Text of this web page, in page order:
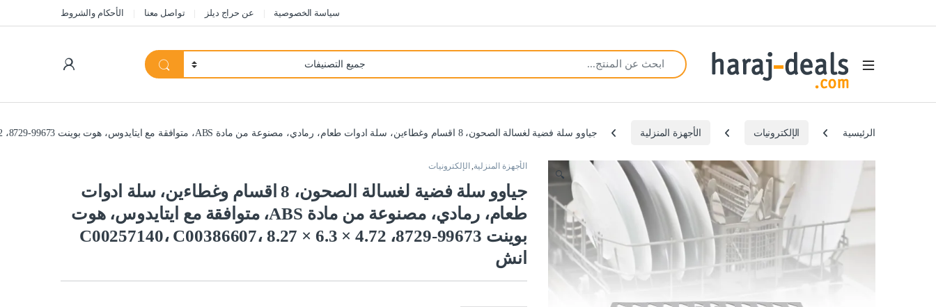
سياسة الخصوصية عن حراج ديلز تواصل معنا الأحكام والشروط
Open
Search for:
الرئيسية الإلكترونيات الأجهزة المنزلية جياوو سلة فضية لغسالة الصحون، 8 اقسام وغطاءين، سلة ادوات طعام، رمادي، مصنوعة من مادة ABS، متوافقة مع ايتايدوس، هوت بوينت 99673-8729، C00257140، C00386607، 8.27 × 6.3 × 4.72 انش
🔍
الأجهزة المنزلية, الإلكترونيات
جياوو سلة فضية لغسالة الصحون، 8 اقسام وغطاءين، سلة ادوات
طعام، رمادي، مصنوعة من مادة ABS، متوافقة مع ايتايدوس، هوت
بوينت 99673-8729، C00257140، C00386607، 8.27 × 6.3 × 4.72
انش